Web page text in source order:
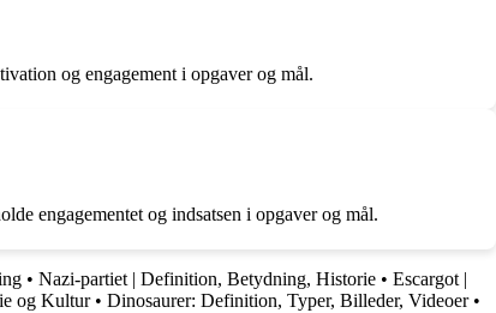
og engagement i opgaver og mål.
engagementet og indsatsen i opgaver og mål.
• Nazi-partiet | Definition, Betydning, Historie • Escargot |
og Kultur• Dinosaurer: Definition, Typer, Billeder, Videoer•